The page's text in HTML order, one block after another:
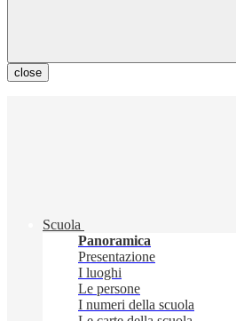
close
Scuola
Panoramica
Presentazione
I luoghi
Le persone
I numeri della scuola